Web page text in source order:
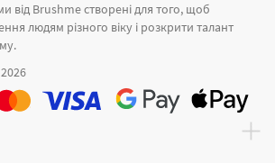
від Brushme створені для того, щоб
людям різного віку і розкрити талант